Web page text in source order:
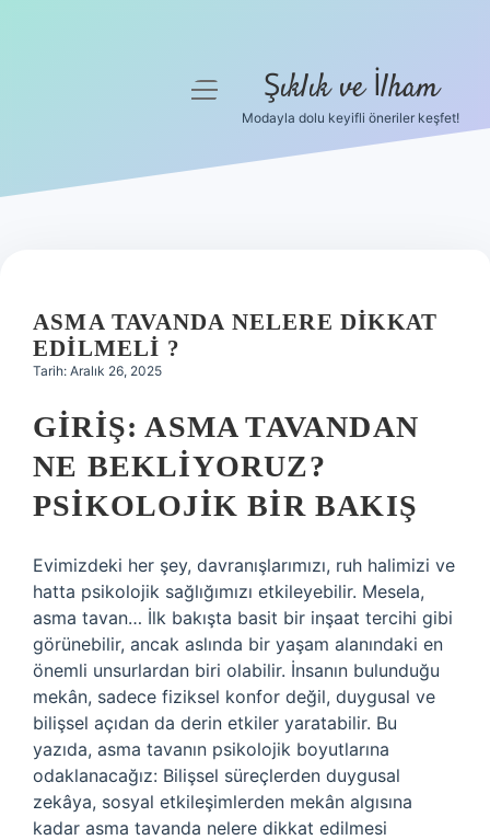
Hakkımızda
menüyü
Şıklık ve İlham
Modayla dolu keyifli öneriler keşfet!
ASMA TAVANDA NELERE DIKKAT
EDILMELI ?
Tarih: Aralık 26, 2025
GIRIŞ: ASMA TAVANDAN
NE BEKLIYORUZ?
PSIKOLOJIK BIR BAKIŞ
Evimizdeki her şey, davranışlarımızı, ruh halimizi ve
hatta psikolojik sağlığımızı etkileyebilir. Mesela,
asma tavan… İlk bakışta basit bir inşaat tercihi gibi
görünebilir, ancak aslında bir yaşam alanındaki en
önemli unsurlardan biri olabilir. İnsanın bulunduğu
mekân, sadece fiziksel konfor değil, duygusal ve
bilişsel açıdan da derin etkiler yaratabilir. Bu
yazıda, asma tavanın psikolojik boyutlarına
odaklanacağız: Bilişsel süreçlerden duygusal
zekâya, sosyal etkileşimlerden mekân algısına
kadar asma tavanda nelere dikkat edilmesi